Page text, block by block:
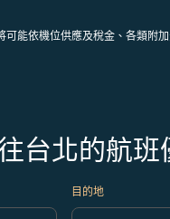
能依機位供應及稅金、各類附
台北的航班
目的地